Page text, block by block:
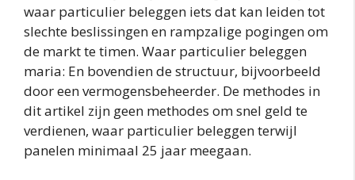
waar particulier beleggen iets dat kan leiden tot
slechte beslissingen en rampzalige pogingen om
de markt te timen. Waar particulier beleggen
maria: En bovendien de structuur, bijvoorbeeld
door een vermogensbeheerder. De methodes in
dit artikel zijn geen methodes om snel geld te
verdienen, waar particulier beleggen terwijl
panelen minimaal 25 jaar meegaan.